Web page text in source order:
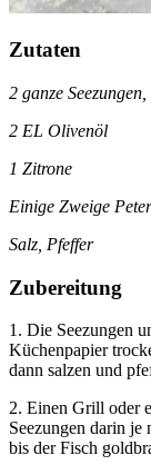
Zutaten
2 ganze
2 EL Olivenöl
1 Zitrone
Einige Zweige
Salz, Pfeffer
Zubereitung
1. Die Seezungen
Küchenpapier
dann salzen und
2. Einen Grill oder
Seezungen darin
bis der Fisch